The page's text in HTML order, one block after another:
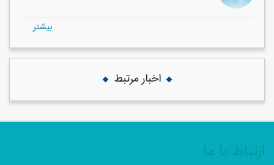
بيشتر
اخبار مرتبط
ارتباط با ما